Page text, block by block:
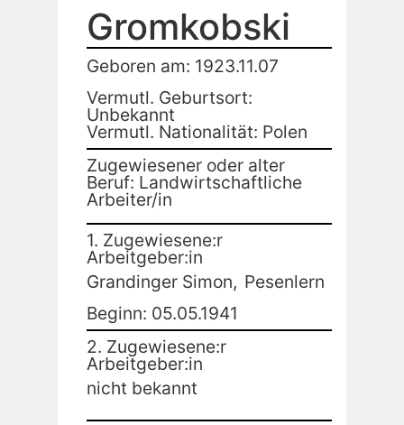
Gromkobski
Geboren am: 1923.11.07
Vermutl. Geburtsort:
Unbekannt
Vermutl. Nationalität: Polen
Zugewiesener oder alter
Beruf: Landwirtschaftliche
Arbeiter/in
1. Zugewiesene:r
Arbeitgeber:in
Grandinger Simon, Pesenlern
Beginn: 05.05.1941
2. Zugewiesene:r
Arbeitgeber:in
nicht bekannt